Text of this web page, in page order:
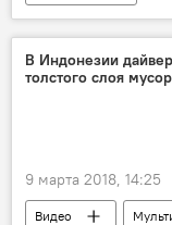
Литва
Польша
В Индонезии
толстого слоя
9 марта 2018, 14:25
Видео